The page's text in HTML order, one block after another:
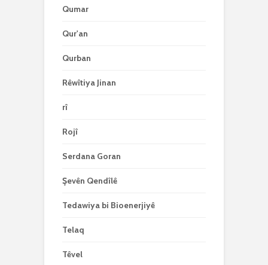
Qumar
Qur'an
Qurban
Rêwîtiya Jinan
rî
Rojî
Serdana Goran
Şevên Qendîlê
Tedawiya bi Bioenerjiyê
Telaq
Têvel